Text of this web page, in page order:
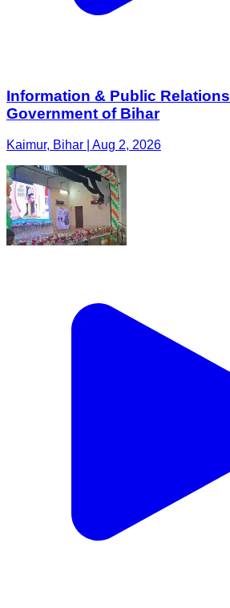
Information & Public
Government of Bihar
Kaimur, Bihar | Aug 2, 2026